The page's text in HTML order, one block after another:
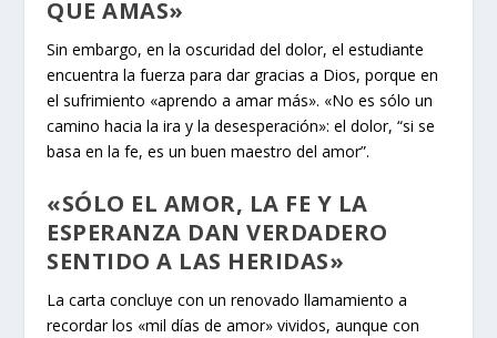
QUE AMAS»
Sin embargo, en la oscuridad del dolor, el estudiante
encuentra la fuerza para dar gracias a Dios, porque en
el sufrimiento «aprendo a amar más». «No es sólo un
camino hacia la ira y la desesperación»: el dolor, “si se
basa en la fe, es un buen maestro del amor”.
«SÓLO EL AMOR, LA FE Y LA
ESPERANZA DAN VERDADERO
SENTIDO A LAS HERIDAS»
La carta concluye con un renovado llamamiento a
recordar los «mil días de amor» vividos, aunque con